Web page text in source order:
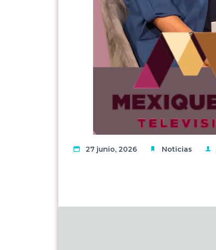
27 junio, 2026 Noticias